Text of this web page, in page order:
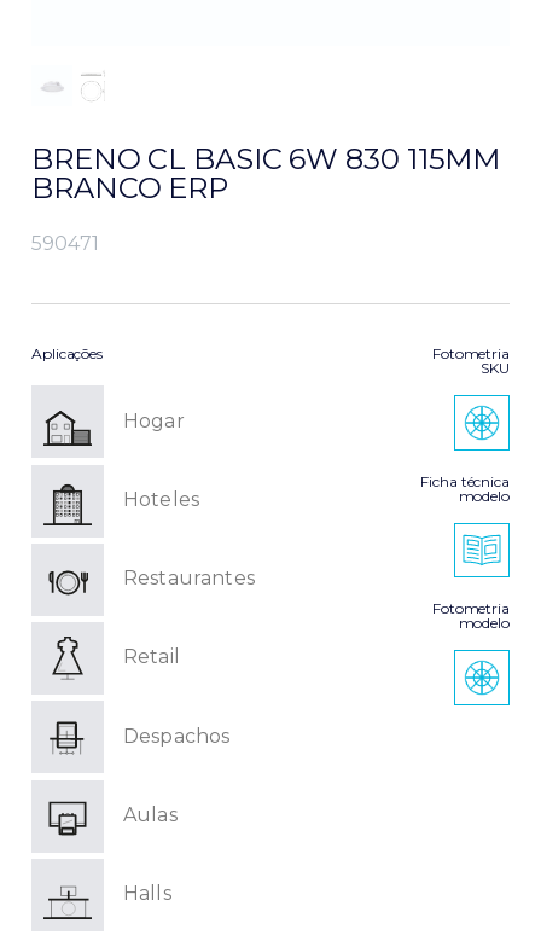
BRENO CL BASIC 6W 830 115MM
BRANCO ERP
590471
Aplicações
Hogar
Hoteles
Restaurantes
Retail
Despachos
Aulas
Halls
Fotometria
SKU
Ficha técnica
modelo
Fotometria
modelo